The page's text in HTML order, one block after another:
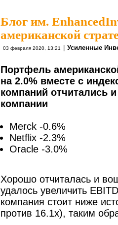
Блог им.
американской
03 февраля 2020, 13:21 Усиленные
Портфель
на 2.0% вместе с
компаний отчитались
компании
Merck -0.6%
Netflix -2.3%
Oracle -3.0%
Хорошо отчиталась и
удалось увеличить
компания стоит ниже
против 16.1x), таким